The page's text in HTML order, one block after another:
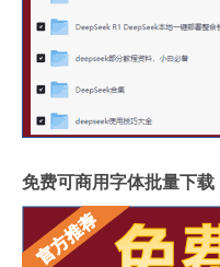
岩板和地板哪个质量好些
成都超薄岩板费用高吗
福建岩板拼接胶品牌排行
整屋岩板装饰墙面好吗
岩板上的坐垫怎么清洁
重庆岩板卫浴多少钱
免费可商用字体批量下载